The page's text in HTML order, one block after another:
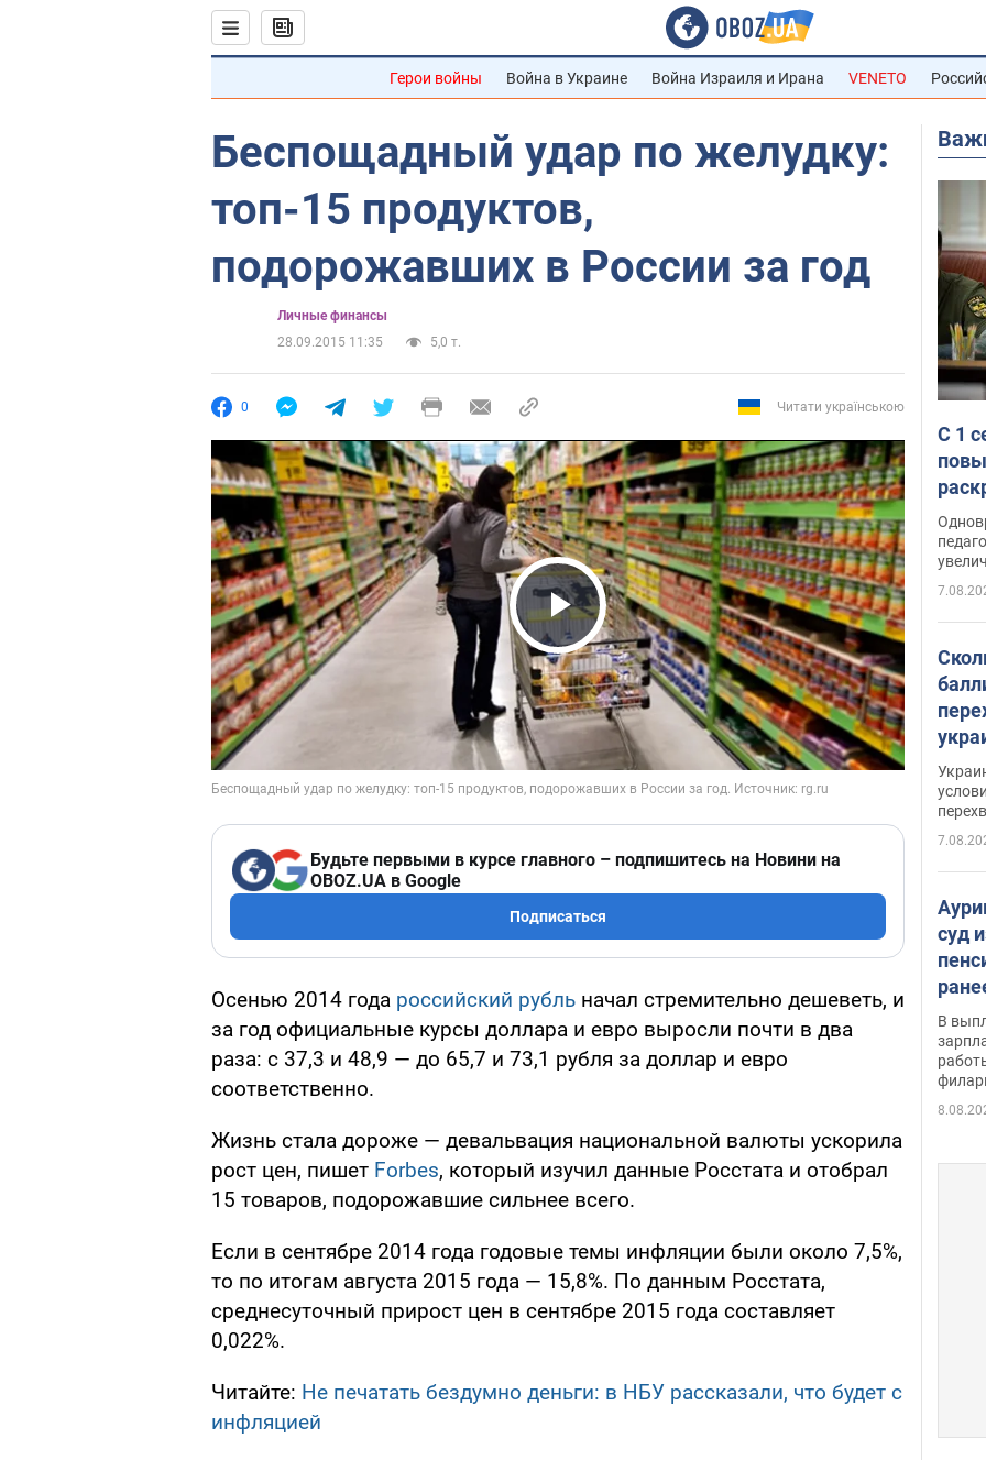
Герои войны Война в Украине Война Израиля и Ирана VENETO
Беспощадный удар по желудку:
топ-15 продуктов,
подорожавших в России за год
Личные финансы
28.09.2015 11:35
5,0 т.
0 Читати українською
Play Video
Будьте первыми в курсе главного – подпишитесь на Новини на
OBOZ.UA в Google
Подписаться
Осенью 2014 года российский рубль начал стремительно дешеветь, и
за год официальные курсы доллара и евро выросли почти в два
раза: с 37,3 и 48,9 — до 65,7 и 73,1 рубля за доллар и евро
соответственно.
Жизнь стала дороже — девальвация национальной валюты ускорила
рост цен, пишет Forbes, который изучил данные Росстата и отобрал
15 товаров, подорожавшие сильнее всего.
Если в сентябре 2014 года годовые темы инфляции были около 7,5%,
то по итогам августа 2015 года — 15,8%. По данным Росстата,
среднесуточный прирост цен в сентябре 2015 года составляет
0,022%.
Читайте: Не печатать бездумно деньги: в НБУ рассказали, что будет с
инфляцией
С 1
суд
В